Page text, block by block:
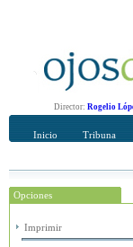
Director: Rogelio
Inicio Tribuna
Opciones
Imprimir